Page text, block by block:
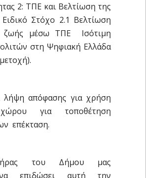
2: ΤΠΕ και Βελτίωση της
Στόχο 2.1 Βελτίωση
ζωής μέσω ΤΠΕ  Ισότιμη
στη Ψηφιακή Ελλάδα
λήψη απόφασης για χρήση
για τοποθέτηση
 επέκταση.
του Δήμου μας
να επιδώσει αυτή την